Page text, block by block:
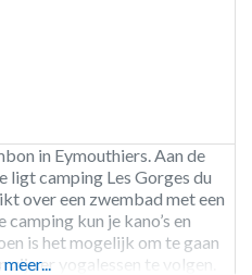
in Eymouthiers. Aan de
ligt camping Les Gorges du
over een zwembad met een
kun je kano’s en
is het mogelijk om te gaan
er yogalessen te volgen.
meer...